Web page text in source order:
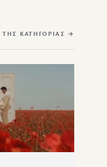
ΤΗΣ ΚΑΤΗΓΟΡΊΑΣ →